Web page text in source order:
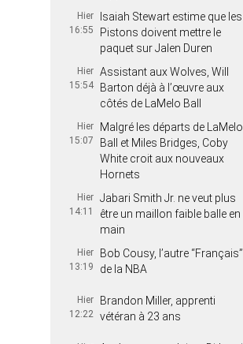
Hier
16:55
Isaiah Stewart estime que les
Pistons doivent mettre le
paquet sur Jalen Duren
Hier
15:54
Assistant aux Wolves, Will
Barton déjà à l’œuvre aux
côtés de LaMelo Ball
Hier
15:07
Malgré les départs de LaMelo
Ball et Miles Bridges, Coby
White croit aux nouveaux
Hornets
Hier
14:11
Jabari Smith Jr. ne veut plus
être un maillon faible balle en
main
Hier
13:19
Bob Cousy, l’autre “Français”
de la NBA
Hier
12:22
Brandon Miller, apprenti
vétéran à 23 ans